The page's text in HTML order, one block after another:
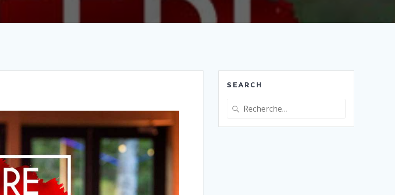
SEARCH
Recherche
: